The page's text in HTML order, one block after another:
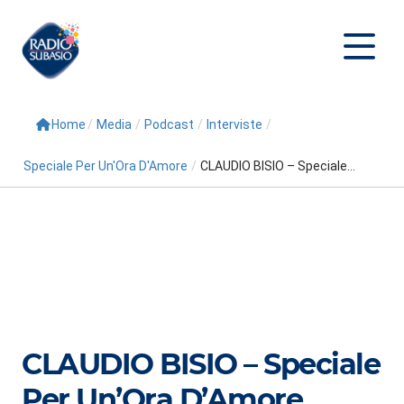
Cerca
Home
Repliche
Home / Media / Podcast / Interviste /
Speciale Per Un'Ora D'Amore / CLAUDIO BISIO – Speciale...
CLAUDIO BISIO – Speciale